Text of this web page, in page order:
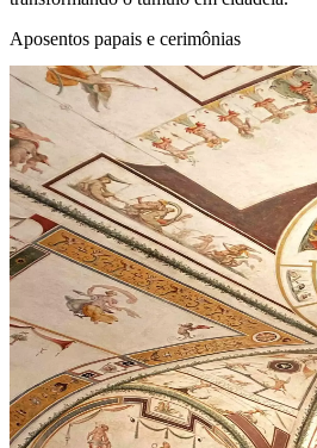
Aposentos papais e cerimônias